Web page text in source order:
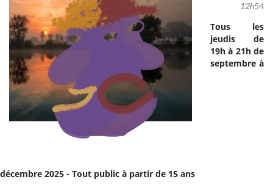
12h54
Tous les
jeudis de
19h à 21h de
septembre à
décembre 2025 - Tout public à partir de 15 ans